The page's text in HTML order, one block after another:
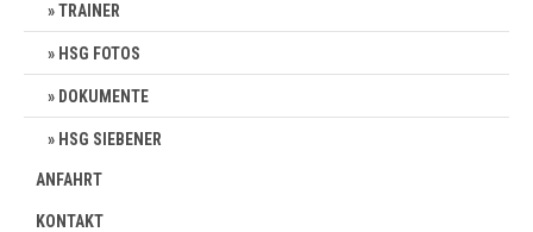
TRAINER
HSG FOTOS
DOKUMENTE
HSG SIEBENER
ANFAHRT
KONTAKT